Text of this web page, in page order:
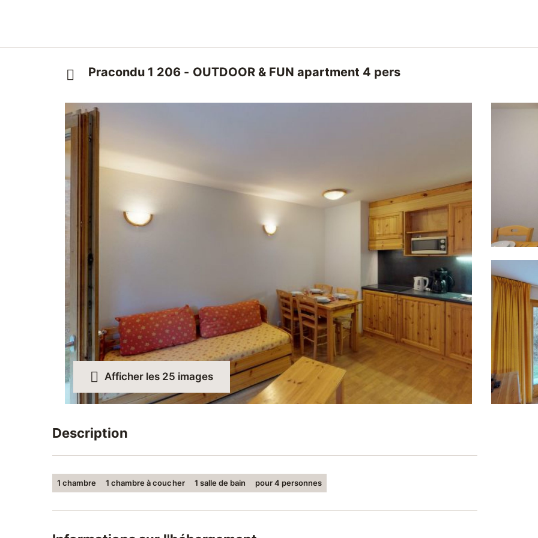
Pracondu 1 206 - OUTDOOR & FUN apartment 4 pers
Afficher les 25 images
Description
1 chambre 1 chambre à coucher 1 salle de bain pour 4 personnes